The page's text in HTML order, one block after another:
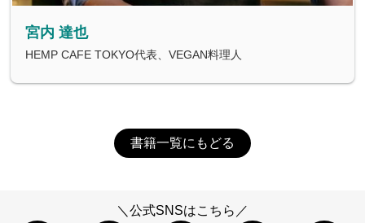
宮内 達也
HEMP CAFE TOKYO代表、VEGAN料理人
書籍一覧にもどる
＼公式SNSはこちら／